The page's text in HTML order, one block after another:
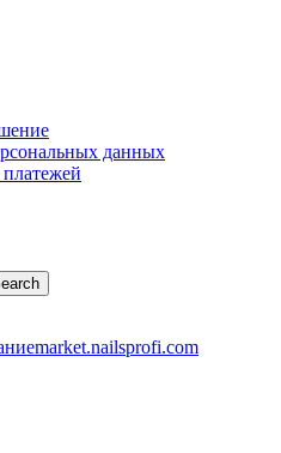
данных
market.nailsprofi.com